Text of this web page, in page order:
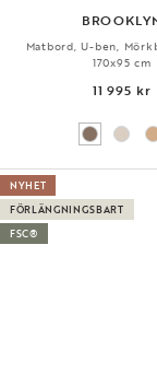
Matbord, U-ben,
170x95 cm
11 995 kr
NYHET
FÖRLÄNGNINGSBART
FSC®